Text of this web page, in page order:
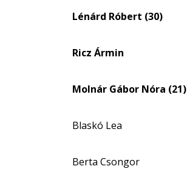
eloszlás
Lénárd Róbert (30)
Ricz Ármin
Molnár Gábor Nóra (21)
Blaskó Lea
Berta Csongor